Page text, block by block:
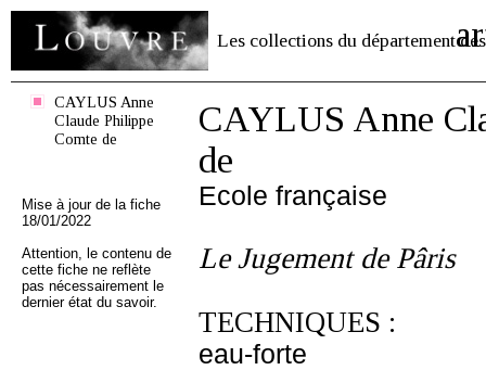
Les collections du département des
CAYLUS Anne
Claude Philippe
Comte de
Mise à jour de la fiche
18/01/2022
Attention, le contenu de
cette fiche ne reflète
pas nécessairement le
dernier état du savoir.
CAYLUS Anne
de
Ecole française
Le Jugement de Pâris
TECHNIQUES :
eau-forte